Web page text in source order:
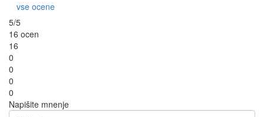
vse ocene
5/5
16 ocen
16
0
0
0
0
Napišite mnenje